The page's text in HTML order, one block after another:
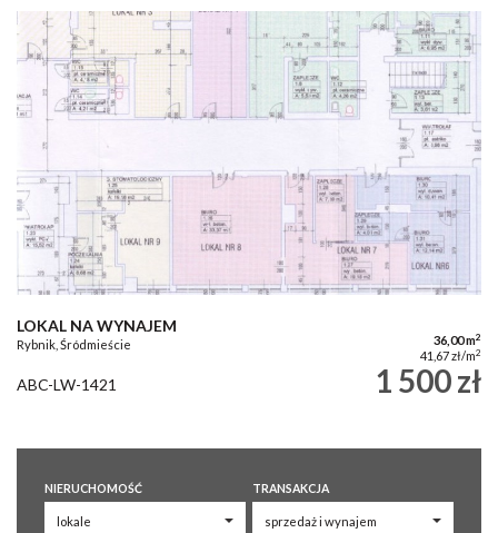
LOKAL NA WYNAJEM
Rybnik, Śródmieście 36,00 m2
41,67 zł/m2
ABC-LW-1421 1 500 zł
NIERUCHOMOŚĆ TRANSAKCJA